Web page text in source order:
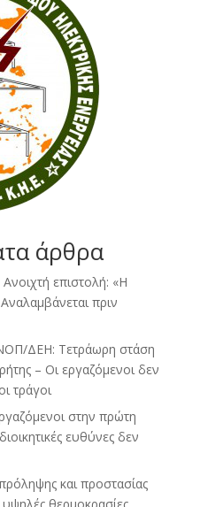
άρθρα
επιστολή: «Η
πριν
ΔΕΗ: Τετράωρη στάση
– Οι εργαζόμενοι δεν
τράγοι
στην πρώτη
ευθύνες δεν
και προστασίας